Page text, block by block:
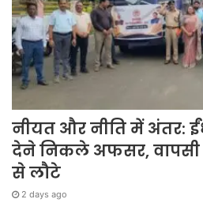
नीयत और नीति में अंतर:
देने निकले अफसर, वापसी
से लौटे
2 days ago